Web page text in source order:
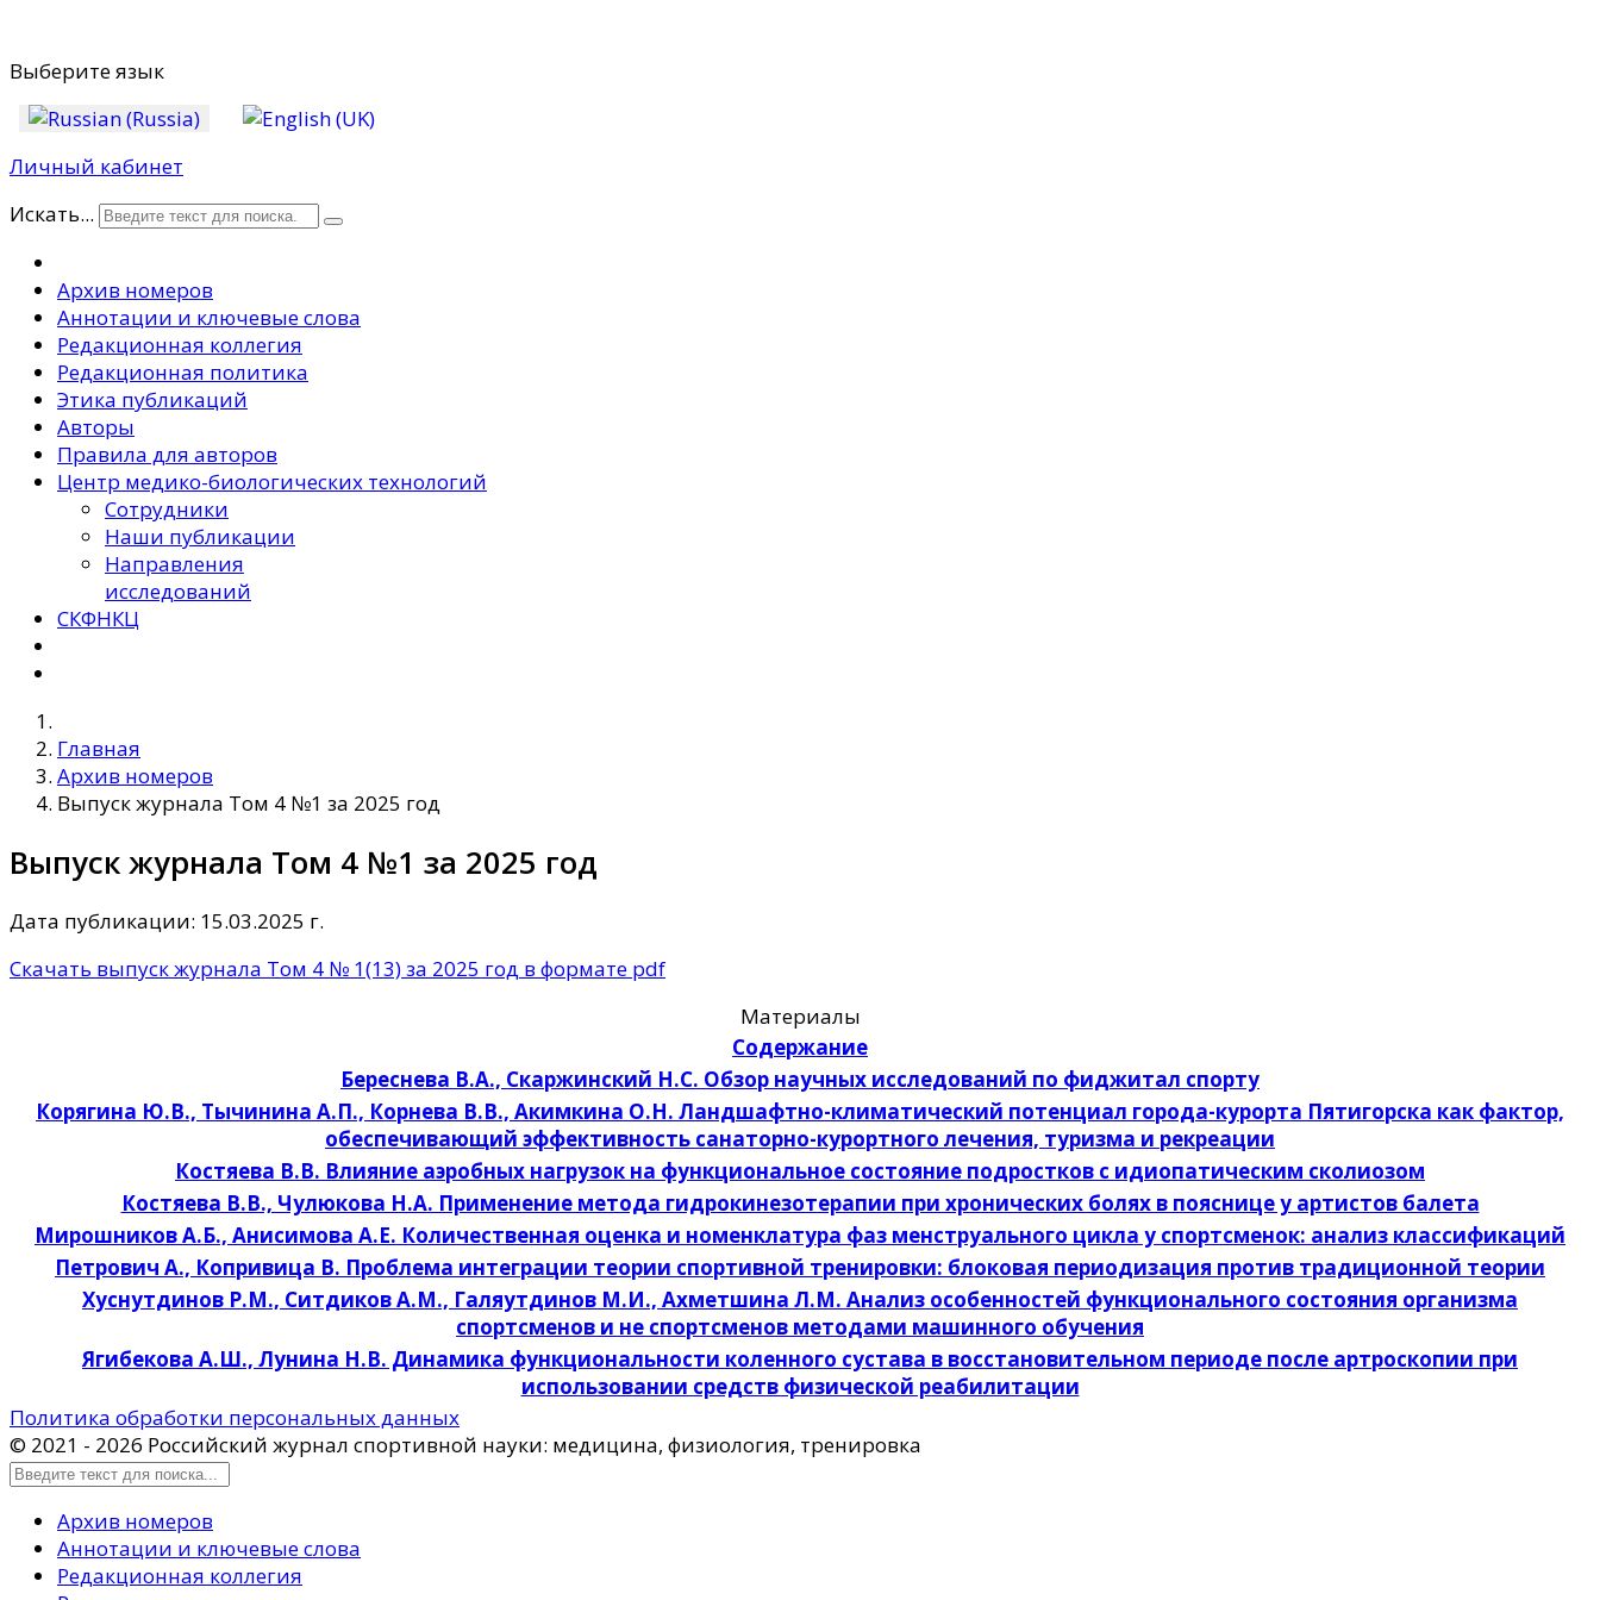
Выберите язык
Личный кабинет
Искать...
Архив номеров
Аннотации и ключевые слова
Редакционная коллегия
Редакционная политика
Этика публикаций
Авторы
Правила для авторов
Центр медико-биологических технологий
Сотрудники
Наши публикации
Направления
исследований
СКФНКЦ
Главная
Архив номеров
Выпуск журнала Том 4 №1 за 2025 год
Выпуск журнала Том 4 №1 за 2025 год
Дата публикации: 15.03.2025 г.
Скачать выпуск журнала Том 4 № 1(13) за 2025 год в формате pdf
Материалы
Содержание
Береснева В.А., Скаржинский Н.С. Обзор научных исследований по фиджитал спорту
Корягина Ю.В., Тычинина А.П., Корнева В.В., Акимкина О.Н. Ландшафтно-климатический потенциал города-курорта Пятигорска как фактор,
обеспечивающий эффективность санаторно-курортного лечения, туризма и рекреации
Костяева В.В. Влияние аэробных нагрузок на функциональное состояние подростков с идиопатическим сколиозом
Костяева В.В., Чулюкова Н.А. Применение метода гидрокинезотерапии при хронических болях в пояснице у артистов балета
Мирошников А.Б., Анисимова А.Е. Количественная оценка и номенклатура фаз менструального цикла у спортсменок: анализ классификаций
Петрович А., Копривица В. Проблема интеграции теории спортивной тренировки: блоковая периодизация против традиционной теории
Хуснутдинов Р.М., Ситдиков А.М., Галяутдинов М.И., Ахметшина Л.М. Анализ особенностей функционального состояния организма
спортсменов и не спортсменов методами машинного обучения
Ягибекова А.Ш., Лунина Н.В. Динамика функциональности коленного сустава в восстановительном периоде после артроскопии при
использовании средств физической реабилитации
Политика обработки персональных данных
© 2021 - 2026 Российский журнал спортивной науки: медицина, физиология, тренировка
Архив номеров
Аннотации и ключевые слова
Редакционная коллегия